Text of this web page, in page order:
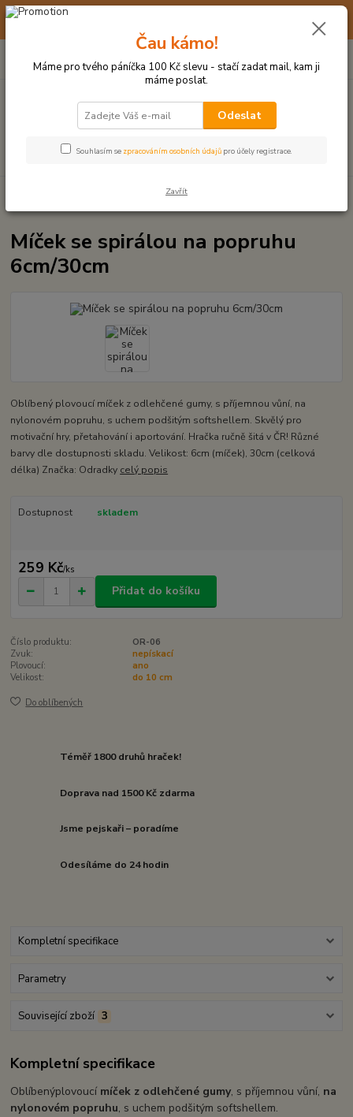
☀️ 10. - 14. SRPNA 2026 MÁME DOVOLENOU ☀️ OBJEDNÁVKY
Hledat
po–pá: 9–17 hod.
za0 Kč
MÍČKY, APORTY, TALÍŘE, HÁZEČE
Míček se spirálou na popruhu
6cm/30cm
Oblíbený plovoucí míček z odlehčené gumy, s příjemnou vůní, na
nylonovém popruhu, s uchem podšitým softshellem. Skvělý pro
motivační hry, přetahování i aportování. Hračka ručně šitá v ČR! Různé
barvy dle dostupnosti skladu. Velikost: 6cm (míček), 30cm (celková
délka) Značka: Odradky celý popis
Dostupnost skladem
259 Kč/ks
Přidat do košíku
Číslo produktu:
OR-06
Zvuk:
nepískací
Plovoucí:
ano
Velikost:
do 10 cm
Do oblíbených
Téměř 1800 druhů hraček!
Doprava nad 1500 Kč zdarma
Jsme pejskaři – poradíme
Odesíláme do 24 hodin
Kompletní specifikace
Parametry
Související zboží 3
Kompletní specifikace
Oblíbenýplovoucímíček z odlehčené gumy, s příjemnou vůní, na
nylonovém popruhu, s uchem podšitým softshellem.
Čau kámo!
Máme pro tvého páníčka 100 Kč slevu - stačí zadat mail, kam ji
máme poslat.
Odeslat
Souhlasím se zpracováním osobních údajů pro účely registrace.
Zavřít